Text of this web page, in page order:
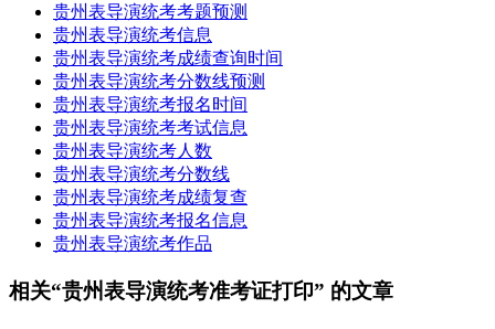
贵州表导演统考考题预测
贵州表导演统考信息
贵州表导演统考成绩查询时间
贵州表导演统考分数线预测
贵州表导演统考报名时间
贵州表导演统考考试信息
贵州表导演统考人数
贵州表导演统考分数线
贵州表导演统考成绩复查
贵州表导演统考报名信息
贵州表导演统考作品
相关“贵州表导演统考准考证打印” 的文章